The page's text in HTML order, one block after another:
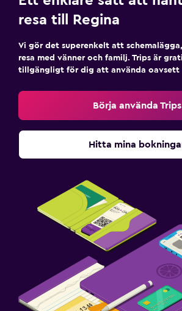
resa till Regina
Vi gör det superenkelt att
resa med vänner och familj. Trips är
tillgängligt för dig att använda oavsett
Börja använda Trips
Hitta mina